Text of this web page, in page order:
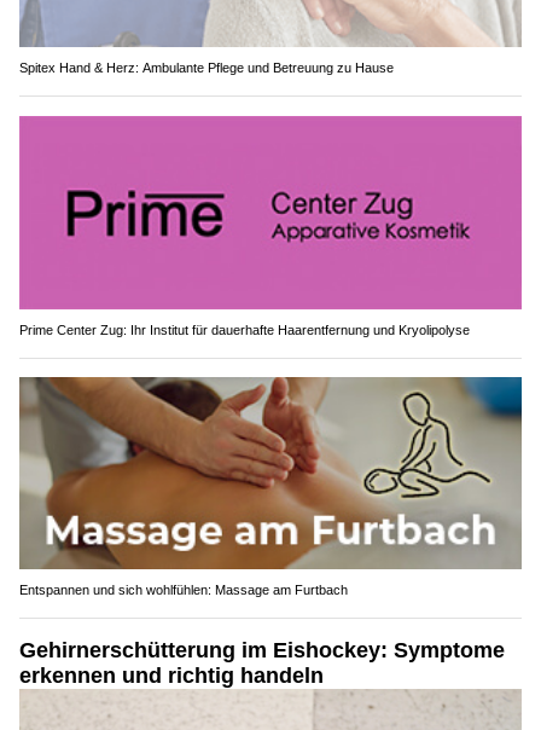
Spitex Hand & Herz: Ambulante Pflege und Betreuung zu Hause
Prime Center Zug: Ihr Institut für dauerhafte Haarentfernung und Kryolipolyse
Entspannen und sich wohlfühlen: Massage am Furtbach
Gehirnerschütterung im Eishockey: Symptome
erkennen und richtig handeln